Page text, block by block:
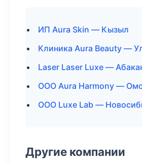
ИП Aura Skin — Кызыл
Клиника Aura Beauty —
Laser Laser Luxe —
ООО Aura Harmony —
ООО Luxe Lab —
Другие компании